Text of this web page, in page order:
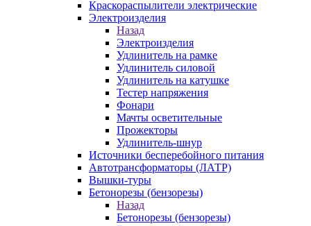
Краскораспылители электрические
Электроизделия
Назад
Электроизделия
Удлинитель на рамке
Удлинитель силовой
Удлинитель на катушке
Тестер напряжения
Фонари
Мачты осветительные
Прожекторы
Удлинитель-шнур
Источники бесперебойного питания
Автотрансформаторы (ЛАТР)
Вышки-туры
Бетонорезы (бензорезы)
Назад
Бетонорезы (бензорезы)